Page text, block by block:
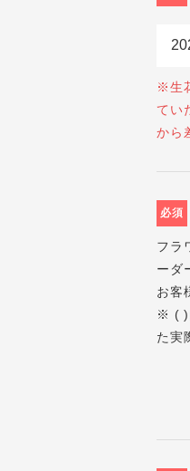
※生
てい
から
必須
フラ
ーダ
お客
※ ( )
た実